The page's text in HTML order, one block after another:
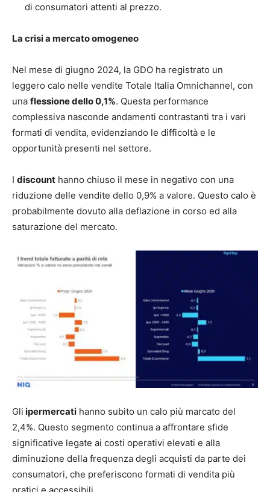
di consumatori attenti al prezzo.
La crisi a mercato omogeneo
Nel mese di giugno 2024, la GDO ha registrato un
leggero calo nelle vendite Totale Italia Omnichannel, con
una flessione dello 0,1%. Questa performance
complessiva nasconde andamenti contrastanti tra i vari
formati di vendita, evidenziando le difficoltà e le
opportunità presenti nel settore.
I discount hanno chiuso il mese in negativo con una
riduzione delle vendite dello 0,9% a valore. Questo calo è
probabilmente dovuto alla deflazione in corso ed alla
saturazione del mercato.
Gli ipermercati hanno subito un calo più marcato del
2,4%. Questo segmento continua a affrontare sfide
significative legate ai costi operativi elevati e alla
diminuzione della frequenza degli acquisti da parte dei
consumatori, che preferiscono formati di vendita più